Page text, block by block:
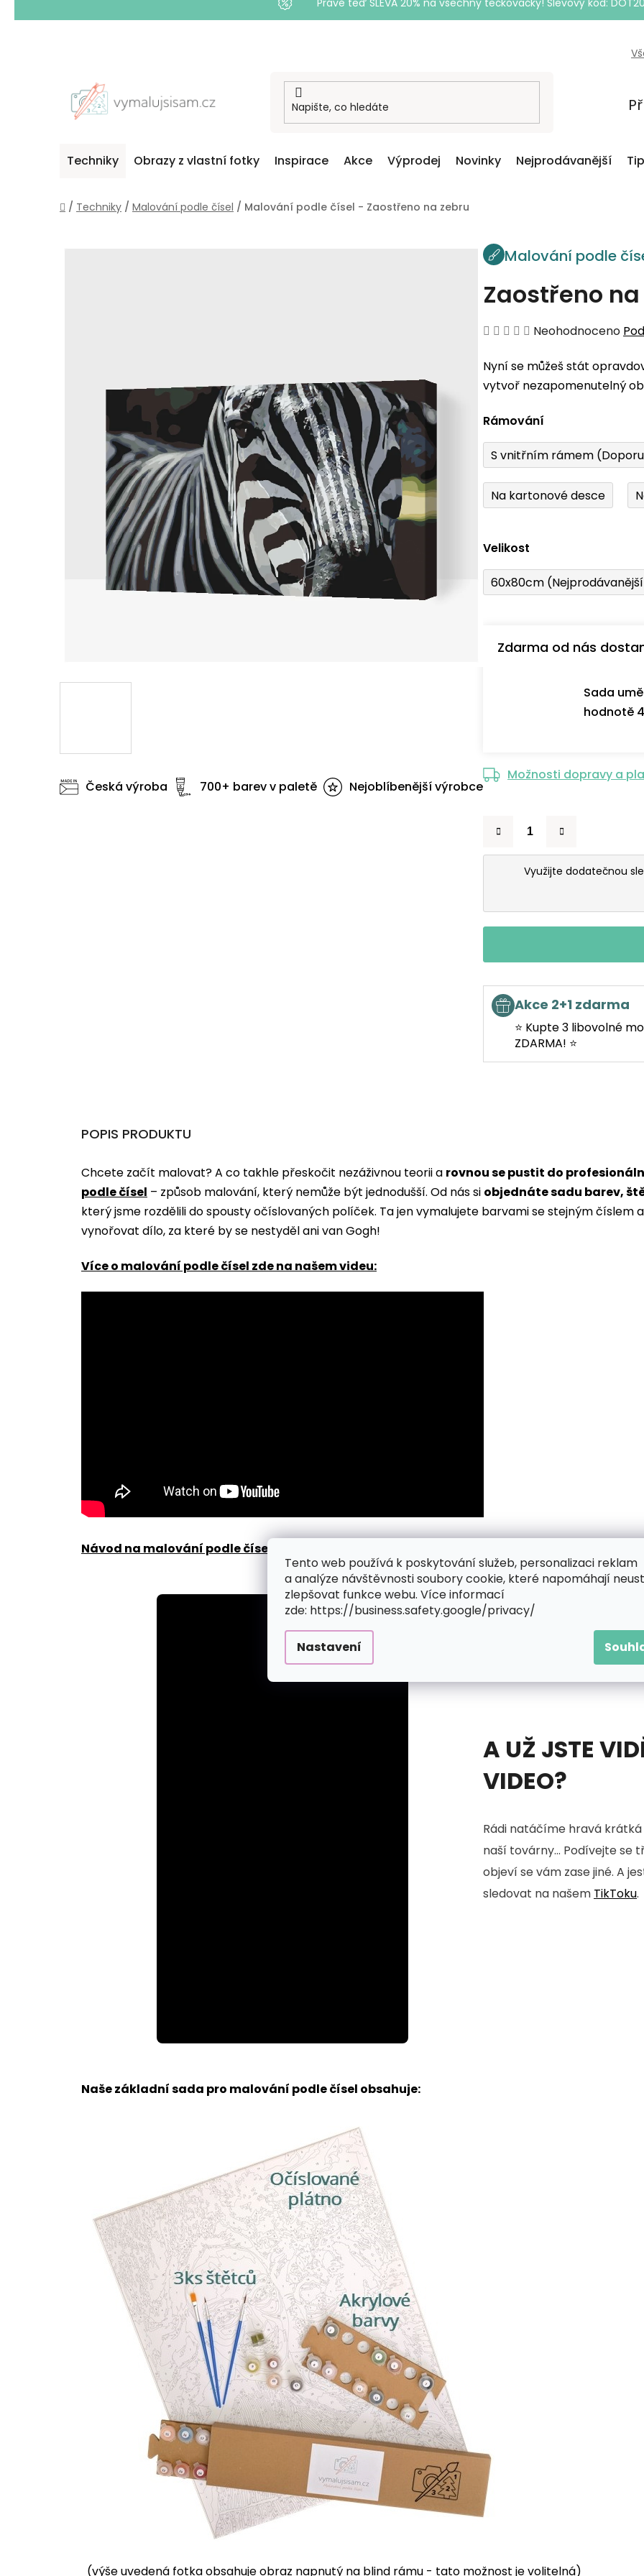
Tento web používá k poskytování služeb, personalizaci reklam
a analýze návštěvnosti soubory cookie, které napomáhají
zlepšovat funkce webu. Více informací
zde: https://business.safety.google/privacy/
Nastavení
Právě teď SLEVA 20% na všechny tečkovačky! Slevový kód:
Techniky Obrazy z vlastní fotky Inspirace Akce Výprodej Novinky Nejprodávanější
Domů
/ Techniky / Malování podle čísel / Malování podle čísel - Zaostřeno na zebru
Malování podle
Zaostřeno
Průměrné
produktu
je
z
5
hvězdiček.
Neohodnoceno
Nyní se můžeš stát
vytvoř nezapomenutelný
Rámování
S vnitřním rámem
Na kartonové desce
Velikost
60x80cm
Zdarma od nás
Sada
hodnotě
Možnosti dopravy a
Využijte dodatečnou
Akce 2+1 zdarma
⭐ Kupte 3 libovolné
ZDARMA! ⭐
Česká výroba 700+ barev v paletě Nejoblíbenější výrobce
POPIS PRODUKTU
Chcete začít malovat? A co takhle přeskočit nezáživnou teorii a rovnou se pustit do
podle čísel ­­– způsob malování, který nemůže být jednodušší. Od nás si objednáte sadu barev,
který jsme rozdělili do spousty očíslovaných políček. Ta jen vymalujete barvami se stejným číslem
vynořovat dílo, za které by se nestyděl ani van Gogh!
Více o malování podle čísel zde na našem videu:
Návod na malování podle čísel zde
100.00%
A UŽ JSTE
VIDEO?
Rádi natáčíme hravá krátká
naší továrny... Podívejte se
objeví se vám zase jiné. A
sledovat na našem TikToku.
Naše základní sada pro malování podle čísel obsahuje:
(výše uvedená fotka obsahuje obraz napnutý na blind rámu - tato možnost je volitelná)